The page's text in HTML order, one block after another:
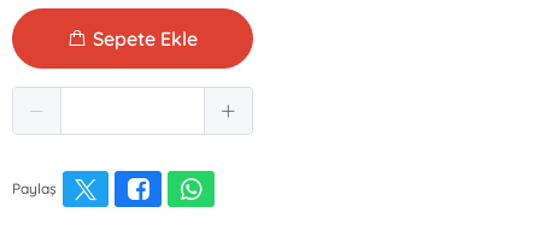
Sepete Ekle
Paylaş